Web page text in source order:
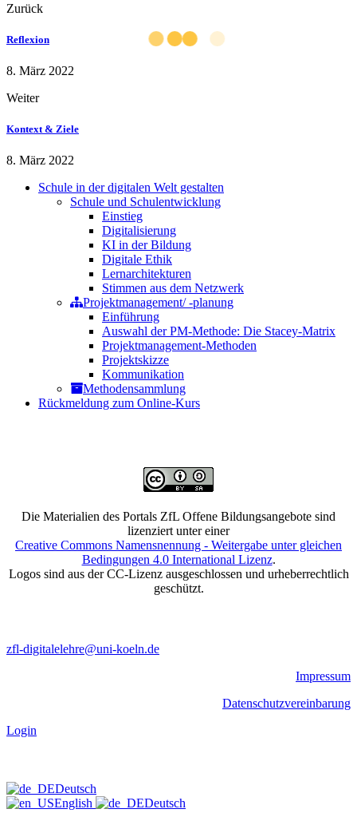
Zurück
Reflexion
8. März 2022
Weiter
Kontext & Ziele
8. März 2022
Schule in der digitalen Welt gestalten
Schule und Schulentwicklung
Einstieg
Digitalisierung
KI in der Bildung
Digitale Ethik
Lernarchitekturen
Stimmen aus dem Netzwerk
Projektmanagement/ -planung
Einführung
Auswahl der PM-Methode: Die Stacey-Matrix
Projektmanagement-Methoden
Projektskizze
Kommunikation
Methodensammlung
Rückmeldung zum Online-Kurs
Die Materialien des Portals ZfL Offene Bildungsangebote sind
lizenziert unter einer
Creative Commons Namensnennung - Weitergabe unter gleichen
Bedingungen 4.0 International Lizenz.
Logos sind aus der CC-Lizenz ausgeschlossen und urheberrechtlich
geschützt.
zfl-digitalelehre@uni-koeln.de
Impressum
Datenschutzvereinbarung
Login
Deutsch
English
Deutsch